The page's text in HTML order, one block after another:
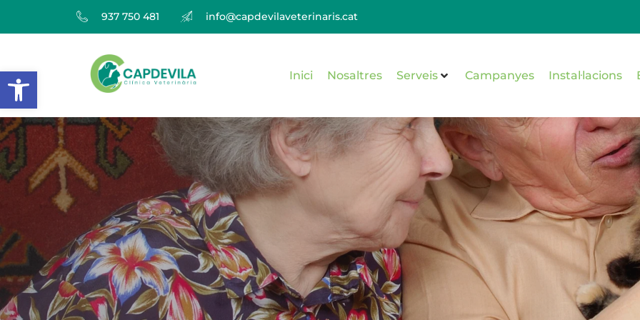
937 750 481 info@capdevilaveterinaris.cat
Inici Nosaltres Serveis Campanyes Instal·lacions
Obre la barra d'eines